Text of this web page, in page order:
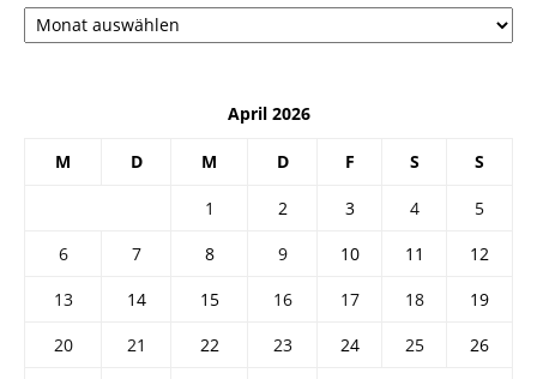
April 2026
M D M D F S S
1 2 3 4
5
6
7 8 9 10 11
12
13
14 15 16 17 18
19
20
21 22 23 24 25
26